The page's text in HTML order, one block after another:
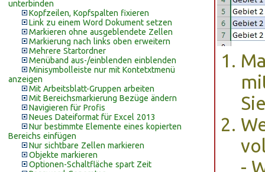
unterbinden
Kopfzeilen, Kopfspalten fixieren
Link zu einem Word Dokument setzen
Markieren ohne ausgeblendete Zellen
Markierung nach links oben erweitern
Mehrere Startordner
Menüband aus-/einblenden einblenden
Minisymbolleiste nur mit Kontetxtmenü
anzeigen
Mit Arbeitsblatt-Gruppen arbeiten
Mit Bereichsmarkierung Bezüge ändern
Navigieren für Profis
Neues Dateiformat für Excel 2013
Nur bestimmte Elemente eines kopierten
Bereichs einfügen
Nur sichtbare Zellen markieren
Objekte markieren
Optionen-Schaltfläche spart Zeit
-